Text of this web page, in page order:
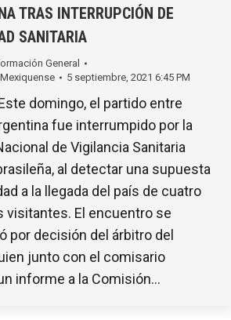
TRAS INTERRUPCIÓN DE
SANITARIA
General
5 septiembre, 2021 6:45 PM
domingo, el partido entre
fue interrumpido por la
de Vigilancia Sanitaria
al detectar una supuesta
a la llegada del país de cuatro
visitantes. El encuentro se
por decisión del árbitro del
junto con el comisario
informe a la Comisión…